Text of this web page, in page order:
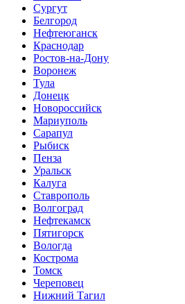
Сургут
Белгород
Нефтеюганск
Краснодар
Ростов-на-Дону
Воронеж
Тула
Донецк
Новороссийск
Мариуполь
Сарапул
Рыбиск
Пенза
Уральск
Калуга
Ставрополь
Волгоград
Нефтекамск
Пятигорск
Вологда
Кострома
Томск
Череповец
Нижний Тагил